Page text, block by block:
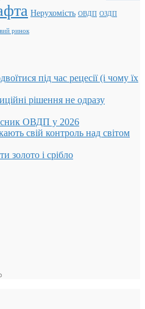
Нерухомість ОВДП ОЗДП
ринок
під час рецесії (і чому їх
рішення не одразу
ОВДП у 2026
свій контроль над світом
золото і срібло